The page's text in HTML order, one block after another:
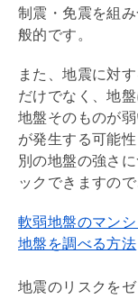
制震 ・ 免震を組
般的です。
また、地震に対
だけでなく、地
地盤そのものが弱
が発生する可能
別の地盤の強さ
ックできますの
軟弱地盤のマン
地盤を調べる方法
地震のリスクを